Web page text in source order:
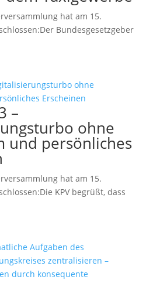
hat am 15.
Bundesgesetzgeber
–
ohne
und persönliches
hat am 15.
KPV begrüßt, dass